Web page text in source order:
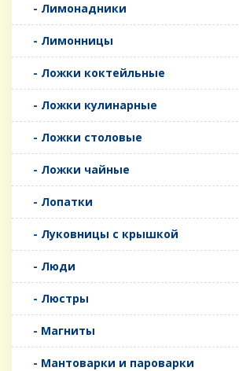
- Лимонадники
- Лимонницы
- Ложки коктейльные
- Ложки кулинарные
- Ложки столовые
- Ложки чайные
- Лопатки
- Луковницы с крышкой
- Люди
- Люстры
- Магниты
- Мантоварки и пароварки